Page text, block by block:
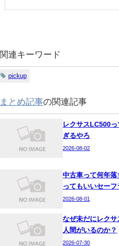
関連キーワード
pickup
まとめ記事の関連記事
レクサスLC500
ぎるやろ
2026-08-02
中古車って何年
ってもいいセーフ
2026-08-01
なぜ未だにレクサ
人間がいるのか？
2026-07-30